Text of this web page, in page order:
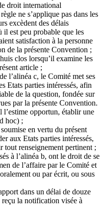
droit international
ne s’applique pas dans les
excèdent des délais
il est peu probable que les
satisfaction à la personne
de la présente Convention ;
clos lorsqu’il examine les
article ;
l’alinéa c, le Comité met ses
Etats parties intéressés, afin
de la question, fondée sur
par la présente Convention.
opportun, établir une
hoc) ;
en vertu du présent
aux Etats parties intéressés,
tout renseignement pertinent ;
à l’alinéa b, ont le droit de se
de l’affaire par le Comité et
ou par écrit, ou sous
dans un délai de douze
la notification visée à